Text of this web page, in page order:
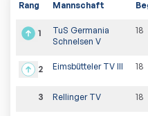
Rang Mannschaft
1
TuS Germania
Schnelsen V
18
2 Eimsbütteler TV III 18
3 Rellinger TV 18